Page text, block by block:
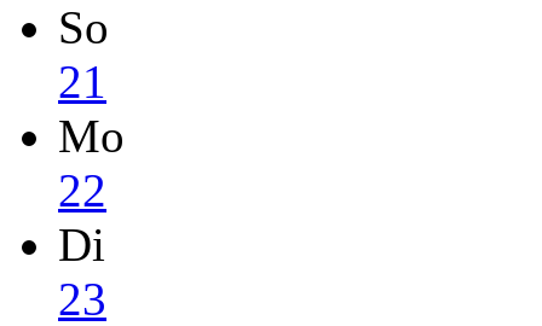
So
21
Mo
22
Di
23